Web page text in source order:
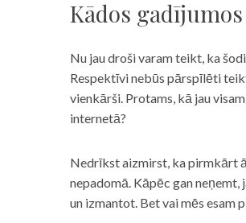
Kādos
Nu jau droši varam teikt, ka
Respektīvi nebūs pārspīlēti
vienkārši. Protams, kā jau
internetā?
Nedrīkst aizmirst, ka pirmkārt
nepadomā. Kāpēc gan
un izmantot. Bet vai mēs esam